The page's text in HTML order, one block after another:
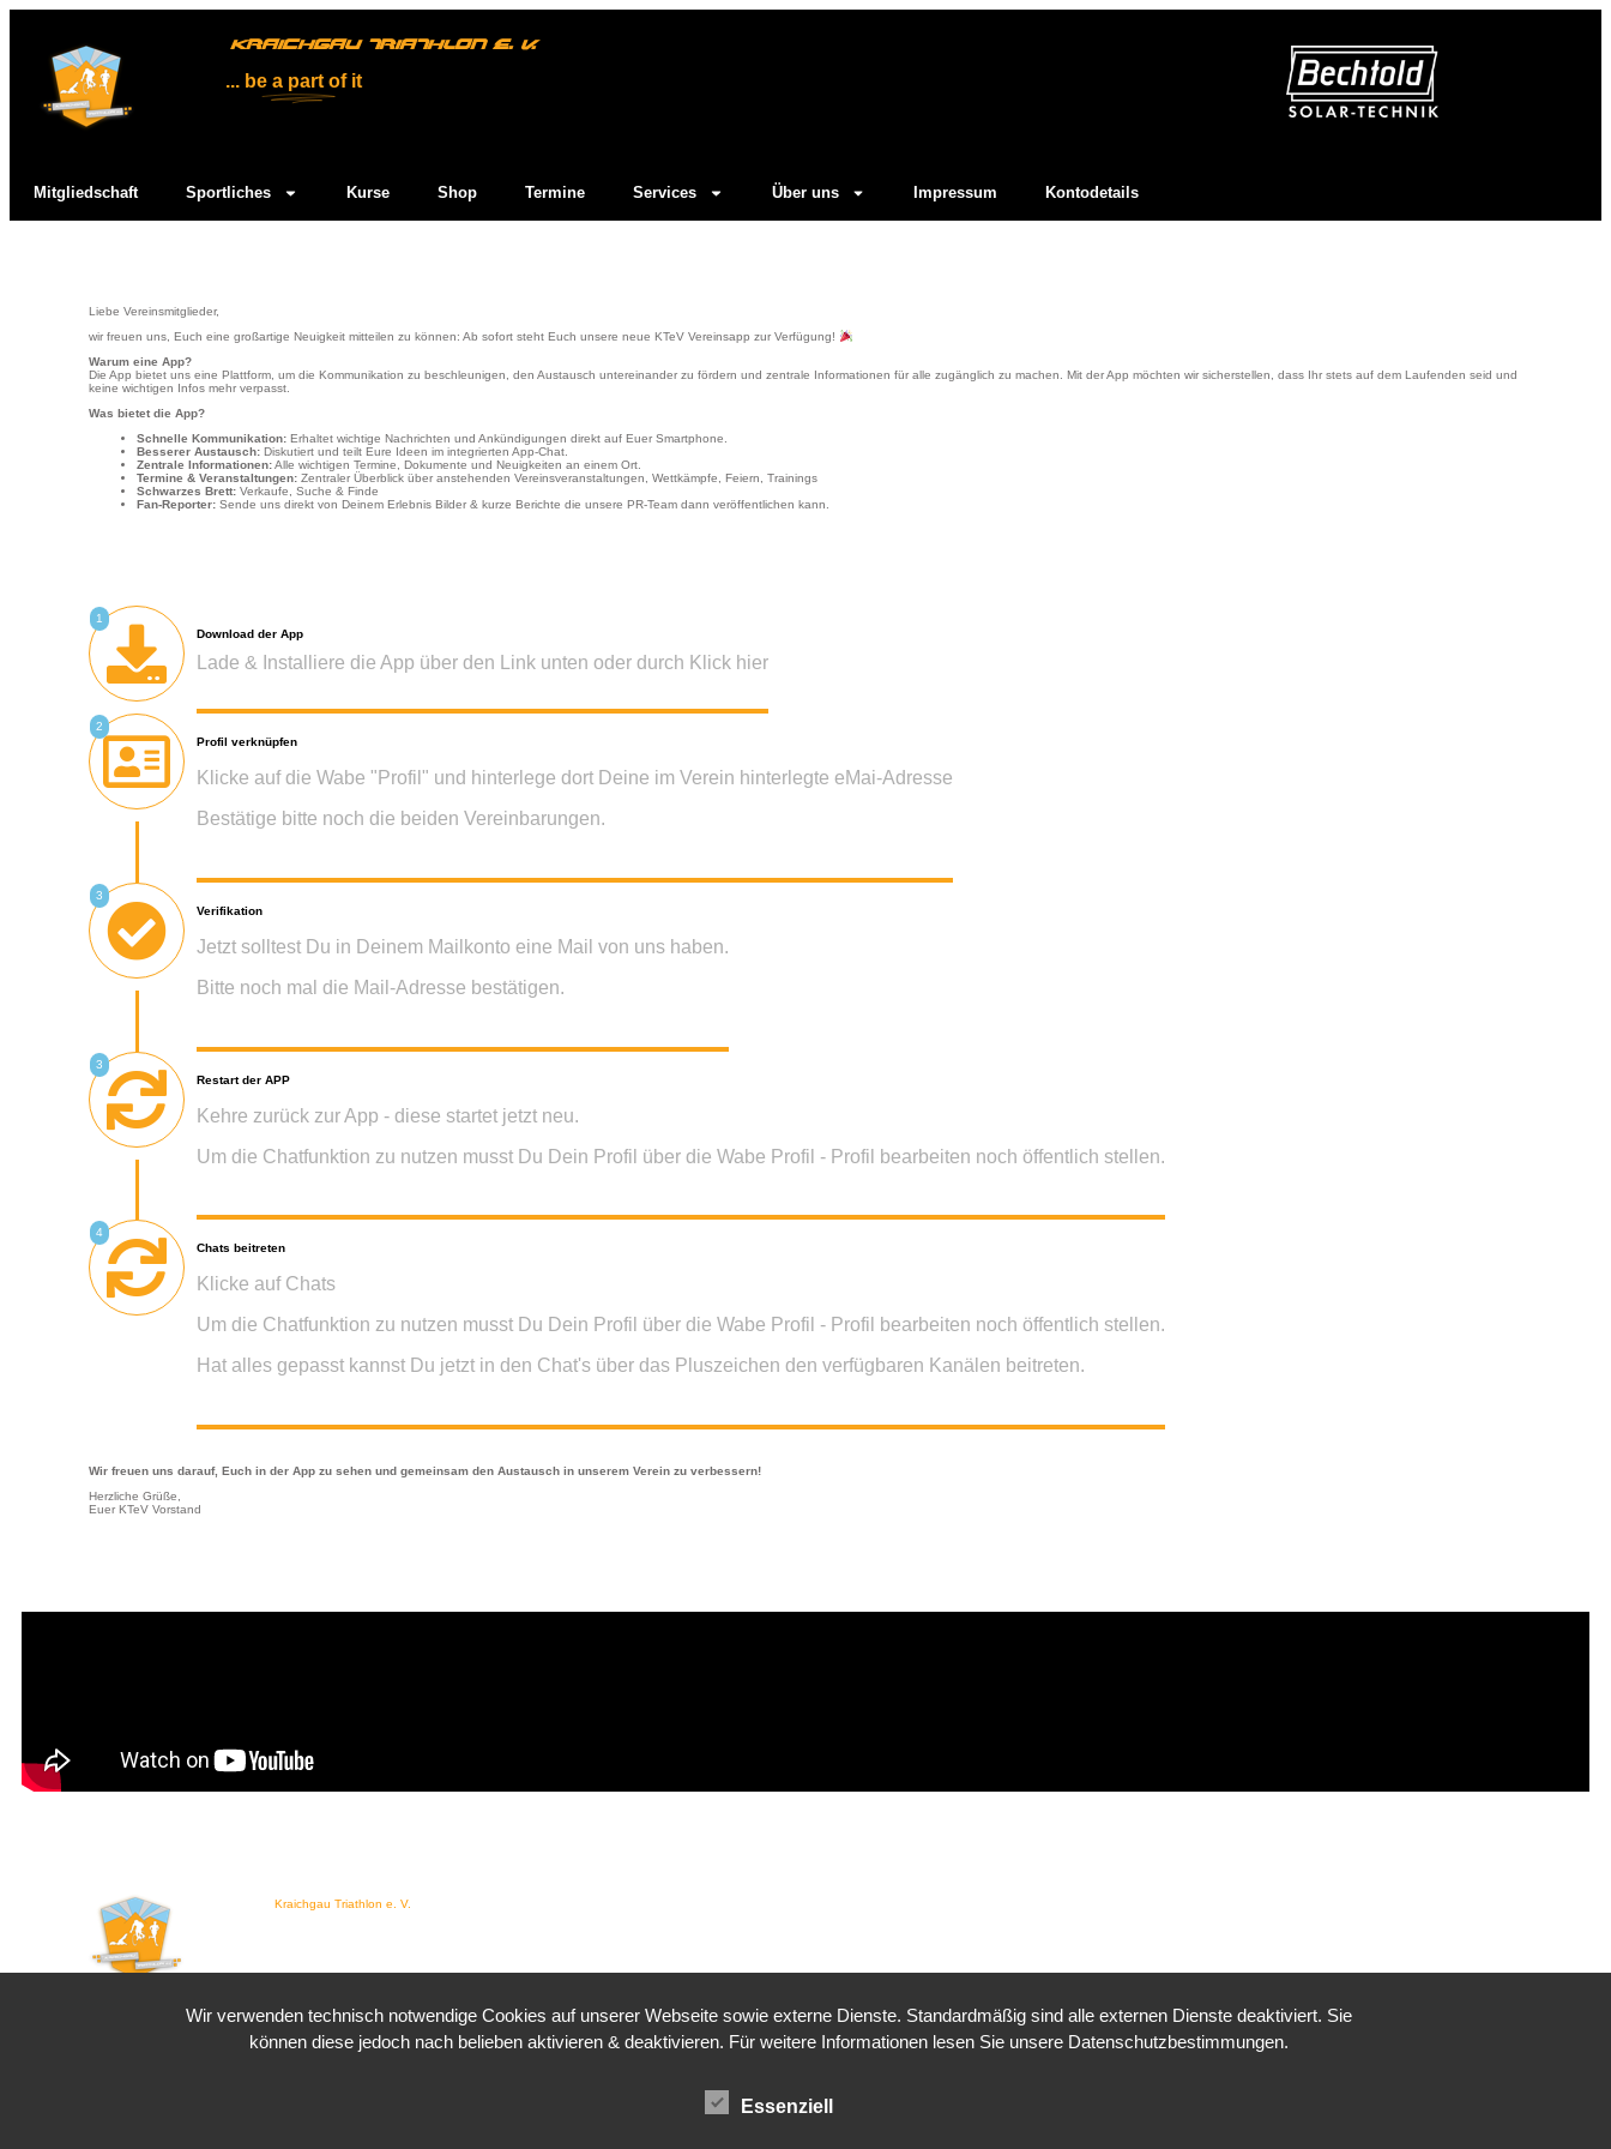
KRAICHGAU TRIATHLON E. V.
... be a part of it
Mitgliedschaft Sportliches Kurse Shop Termine Services Über uns Impressum Kontodetails
Liebe Vereinsmitglieder,
wir freuen uns, Euch eine großartige Neuigkeit mitteilen zu können: Ab sofort steht Euch unsere neue KTeV Vereinsapp zur Verfügung!
Warum eine App?
Die App bietet uns eine Plattform, um die Kommunikation zu beschleunigen, den Austausch untereinander zu fördern und zentrale Informationen für alle zugänglich zu machen. Mit der App möchten wir sicherstellen, dass Ihr stets auf dem Laufenden seid und
keine wichtigen Infos mehr verpasst.
Was bietet die App?
Schnelle Kommunikation: Erhaltet wichtige Nachrichten und Ankündigungen direkt auf Euer Smartphone.
Besserer Austausch: Diskutiert und teilt Eure Ideen im integrierten App-Chat.
Zentrale Informationen:Alle wichtigen Termine, Dokumente und Neuigkeiten an einem Ort.
Termine & Veranstaltungen: Zentraler Überblick über anstehenden Vereinsveranstaltungen, Wettkämpfe, Feiern, Trainings
Schwarzes Brett: Verkaufe, Suche & Finde
Fan-Reporter: Sende uns direkt von Deinem Erlebnis Bilder & kurze Berichte die unsere PR-Team dann veröffentlichen kann.
1
Download der App
Lade & Installiere die App über den Link unten oder durch Klick hier
2
Profil verknüpfen
Klicke auf die Wabe "Profil" und hinterlege dort Deine im Verein hinterlegte eMai-Adresse
Bestätige bitte noch die beiden Vereinbarungen.
3
Verifikation
Jetzt solltest Du in Deinem Mailkonto eine Mail von uns haben.
Bitte noch mal die Mail-Adresse bestätigen.
3
Restart der APP
Kehre zurück zur App - diese startet jetzt neu.
Um die Chatfunktion zu nutzen musst Du Dein Profil über die Wabe Profil - Profil bearbeiten noch öffentlich stellen.
4
Chats beitreten
Klicke auf Chats
Um die Chatfunktion zu nutzen musst Du Dein Profil über die Wabe Profil - Profil bearbeiten noch öffentlich stellen.
Hat alles gepasst kannst Du jetzt in den Chat's über das Pluszeichen den verfügbaren Kanälen beitreten.
Wir freuen uns darauf, Euch in der App zu sehen und gemeinsam den Austausch in unserem Verein zu verbessern!
Herzliche Grüße,
Euer KTeV Vorstand
Kraichgau Triathlon e. V.
Wir verwenden technisch notwendige Cookies auf unserer Webseite sowie externe Dienste. Standardmäßig sind alle externen Dienste deaktiviert. Sie
können diese jedoch nach belieben aktivieren & deaktivieren. Für weitere Informationen lesen Sie unsere Datenschutzbestimmungen.
Essenziell